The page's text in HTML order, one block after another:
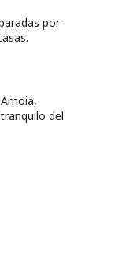
por
del